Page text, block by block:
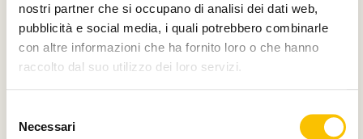
nostri partner che si occupano di analisi dei dati web,
pubblicità e social media, i quali potrebbero combinarle
con altre informazioni che ha fornito loro o che hanno
raccolto dal suo utilizzo dei loro servizi.
delNecessari
Paese ospite d'onore